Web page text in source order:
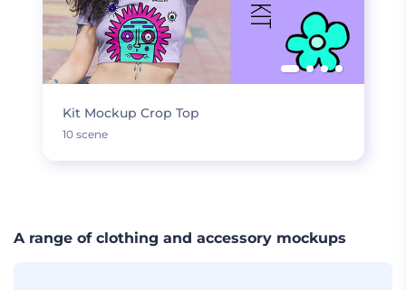
Kit Mockup Crop Top
10 scene
A range of clothing and accessory mockups